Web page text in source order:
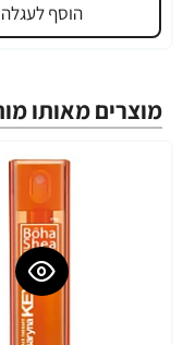
הוסף לעגלה
מוצרים מאותו